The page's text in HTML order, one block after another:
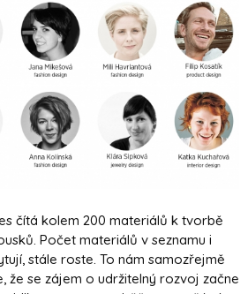
čítá kolem 200 materiálů k tvorbě
Počet materiálů v seznamu i
stále roste. To nám samozřejmě
že se zájem o udržitelný rozvoj začne